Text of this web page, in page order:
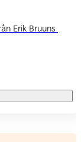
Erik Bruuns